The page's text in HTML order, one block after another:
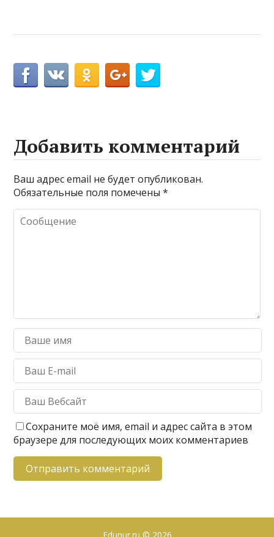
Добавить комментарий
Ваш адрес email не будет опубликован.
Обязательные поля помечены*
Сохраните моё имя, email и адрес сайта в этом
браузере для последующих моих комментариев